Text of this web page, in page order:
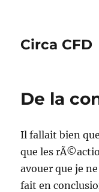
Circa CFD
De la
Il fallait bien
que les
avouer que je
fait en